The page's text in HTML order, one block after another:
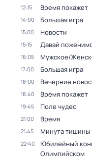
12:15 Время покажет
14:00 Большая игра
15:00 Новости
15:15 Давай
16:05 Мужское/
17:00 Большая игра
18:00 Вечерние
18:40 Время покажет
19:45 Поле чудес
21:00 Время
21:45 Минута тишины
22:40
Юбилейный
Олимпийском